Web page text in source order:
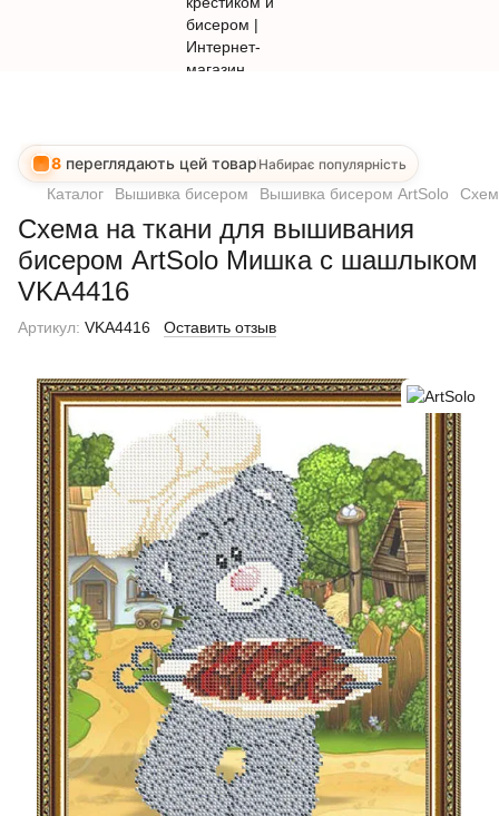
8 переглядають цей товар Набирає популярність
Каталог Вышивка бисером Вышивка бисером ArtSolo
Схема на ткани для вышивания
бисером ArtSolo Мишка с шашлыком
VKA4416
Артикул: VKA4416 Оставить отзыв